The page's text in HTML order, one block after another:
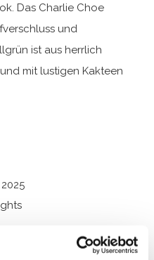
Das Charlie Choe
und
ist aus herrlich
mit lustigen Kakteen